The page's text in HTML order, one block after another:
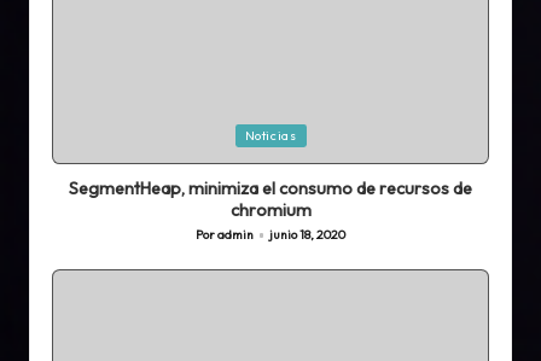
en
Noticias
SegmentHeap, minimiza el consumo de recursos de
chromium
Publicado
por
Poradmin junio 18, 2020